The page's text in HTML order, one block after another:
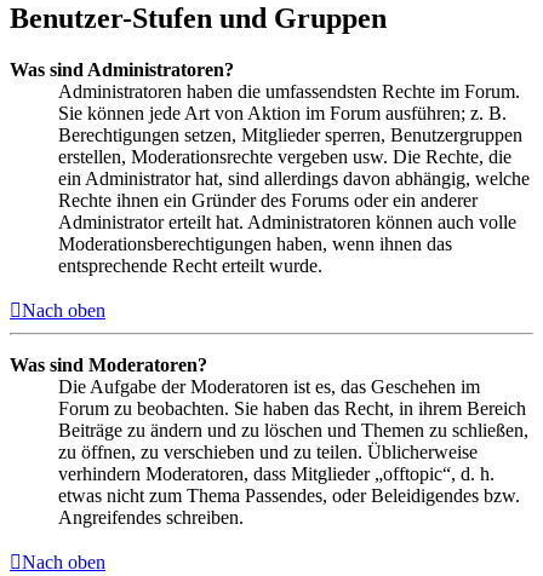
Benutzer-Stufen und Gruppen
Was sind Administratoren?
Administratoren haben die umfassendsten Rechte im Forum.
Sie können jede Art von Aktion im Forum ausführen; z. B.
Berechtigungen setzen, Mitglieder sperren, Benutzergruppen
erstellen, Moderationsrechte vergeben usw. Die Rechte, die
ein Administrator hat, sind allerdings davon abhängig, welche
Rechte ihnen ein Gründer des Forums oder ein anderer
Administrator erteilt hat. Administratoren können auch volle
Moderationsberechtigungen haben, wenn ihnen das
entsprechende Recht erteilt wurde.
Nach oben
Was sind Moderatoren?
Die Aufgabe der Moderatoren ist es, das Geschehen im
Forum zu beobachten. Sie haben das Recht, in ihrem Bereich
Beiträge zu ändern und zu löschen und Themen zu schließen,
zu öffnen, zu verschieben und zu teilen. Üblicherweise
verhindern Moderatoren, dass Mitglieder „offtopic“, d. h.
etwas nicht zum Thema Passendes, oder Beleidigendes bzw.
Angreifendes schreiben.
Nach oben